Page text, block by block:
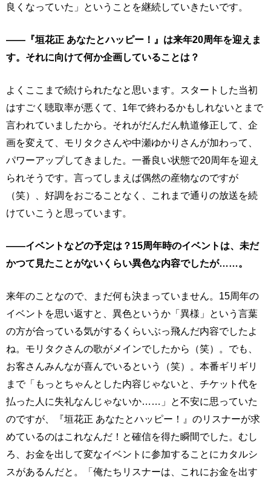
良くなっていた」ということを継続していきたいです。
――『垣花正 あなたとハッピー！』は来年20周年を迎えま
す。それに向けて何か企画していることは？
よくここまで続けられたなと思います。スタートした当初
はすごく聴取率が悪くて、1年で終わるかもしれないとまで
言われていましたから。それがだんだん軌道修正して、企
画を変えて、モリタクさんや中瀬ゆかりさんが加わって、
パワーアップしてきました。一番良い状態で20周年を迎え
られそうです。言ってしまえば偶然の産物なのですが
（笑）、好調をおごることなく、これまで通りの放送を続
けていこうと思っています。
――イベントなどの予定は？15周年時のイベントは、未だ
かつて見たことがないくらい異色な内容でしたが……。
来年のことなので、まだ何も決まっていません。15周年の
イベントを思い返すと、異色というか「異様」という言葉
の方が合っている気がするくらいぶっ飛んだ内容でしたよ
ね。モリタクさんの歌がメインでしたから（笑）。でも、
お客さんみんなが喜んでいるという（笑）。本番ギリギリ
まで「もっとちゃんとした内容じゃないと、チケット代を
払った人に失礼なんじゃないか……」と不安に思っていた
のですが、『垣花正 あなたとハッピー！』のリスナーが求
めているのはこれなんだ！と確信を得た瞬間でした。むし
ろ、お金を出して変なイベントに参加することにカタルシ
スがあるんだと。「俺たちリスナーは、これにお金を出す